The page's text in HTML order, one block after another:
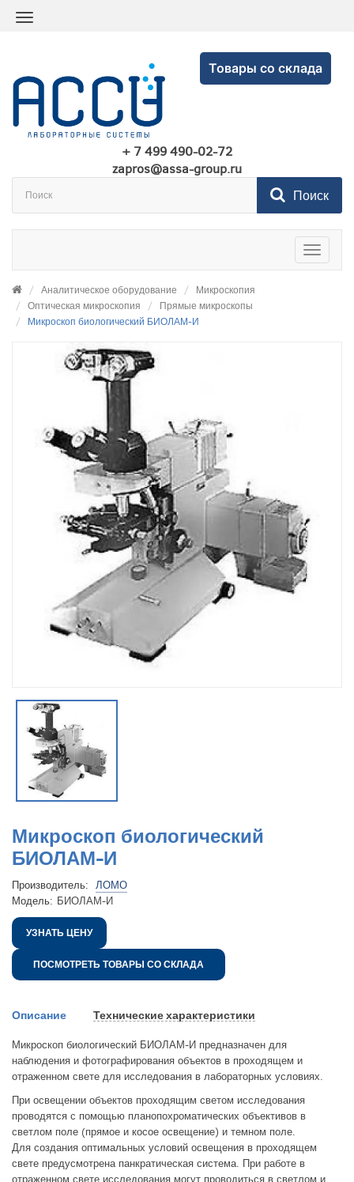
Товары со склада
+ 7 499 490-02-72
zapros@assa-group.ru
Поиск
Toggle
Аналитическое оборудование
Микроскопия
Оптическая микроскопия
Прямые микроскопы
Микроскоп биологический БИОЛАМ-И
Микроскоп биологический
БИОЛАМ-И
Производитель: ЛОМО
Модель: БИОЛАМ-И
УЗНАТЬ ЦЕНУ
ПОСМОТРЕТЬ ТОВАРЫ СО СКЛАДА
Описание Технические характеристики
Микроскоп биологический БИОЛАМ-И предназначен для
наблюдения и фотографирования объектов в проходящем и
отраженном свете для исследования в лабораторных условиях.
При освещении объектов проходящим светом исследования
проводятся с помощью планопохроматических объективов в
светлом поле (прямое и косое освещение) и темном поле.
Для создания оптимальных условий освещения в проходящем
свете предусмотрена панкратическая система. При работе в
отраженном свете исследования могут проводиться в светлом и